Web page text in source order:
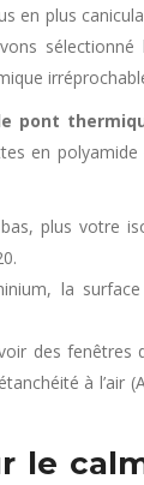
en plus
sélectionné
pont
en
plus votre
la
des fenêtres
à l’air
le